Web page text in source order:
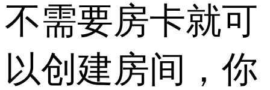
不需要房卡就可
以创建房间，你